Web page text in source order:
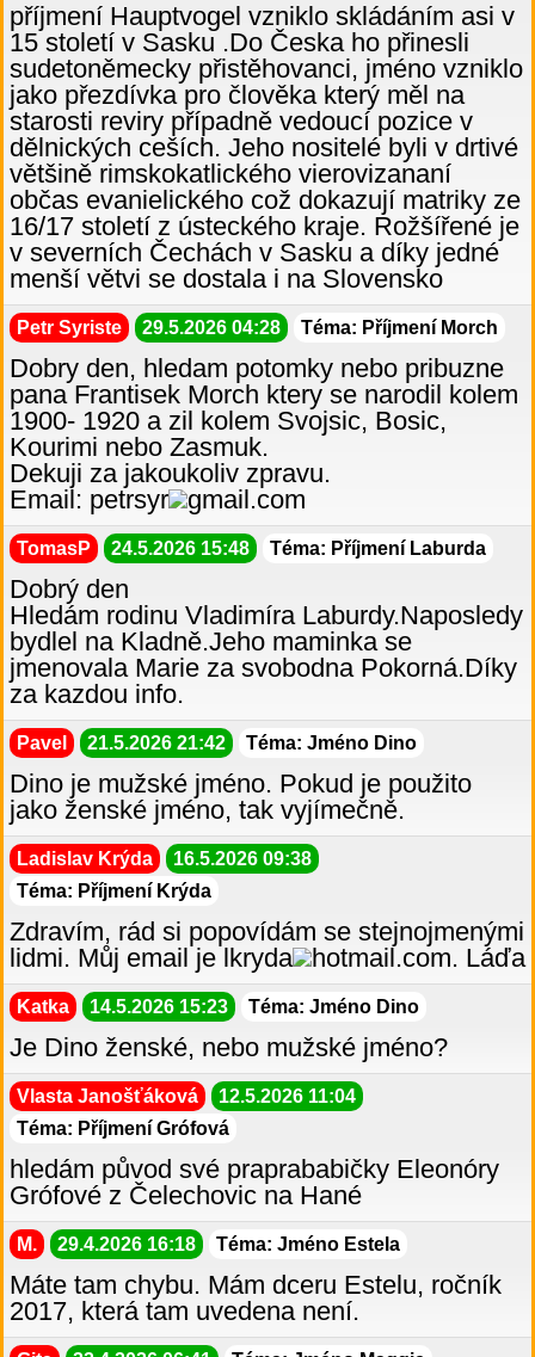
příjmení Hauptvogel vzniklo skládáním asi v
15 století v Sasku .Do Česka ho přinesli
sudetoněmecky přistěhovanci, jméno vzniklo
jako přezdívka pro člověka který měl na
starosti reviry případně vedoucí pozice v
dělnických ceších. Jeho nositelé byli v drtivé
většině rimskokatlického vierovizananí
občas evanielického což dokazují matriky ze
16/17 století z ústeckého kraje. Rožšířené je
v severních Čechách v Sasku a díky jedné
menší větvi se dostala i na Slovensko
Petr Syriste 29.5.2026 04:28 Téma: Příjmení Morch
Dobry den, hledam potomky nebo pribuzne
pana Frantisek Morch ktery se narodil kolem
1900- 1920 a zil kolem Svojsic, Bosic,
Kourimi nebo Zasmuk.
Dekuji za jakoukoliv zpravu.
Email: petrsyr
gmail.com
TomasP 24.5.2026 15:48 Téma: Příjmení Laburda
Dobrý den
Hledám rodinu Vladimíra Laburdy.Naposledy
bydlel na Kladně.Jeho maminka se
jmenovala Marie za svobodna Pokorná.Díky
za kazdou info.
Pavel 21.5.2026 21:42 Téma: Jméno Dino
Dino je mužské jméno. Pokud je použito
jako ženské jméno, tak vyjímečně.
Ladislav Krýda
16.5.2026 09:38
Téma: Příjmení Krýda
Zdravím, rád si popovídám se stejnojmenými
lidmi. Můj email je lkryda
hotmail.com. Láďa
Katka 14.5.2026 15:23 Téma: Jméno Dino
Je Dino ženské, nebo mužské jméno?
Vlasta Janošťáková
12.5.2026 11:04
Téma: Příjmení Grófová
hledám původ své praprababičky Eleonóry
Grófové z Čelechovic na Hané
M. 29.4.2026 16:18 Téma: Jméno Estela
Máte tam chybu. Mám dceru Estelu, ročník
2017, která tam uvedena není.